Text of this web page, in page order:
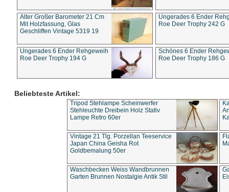
Alter Großer Barometer 21 Cm
Mit Holzfassung, Glas
Geschliffen Vintage 5319 19
Ungerades 6 Ender
Roe Deer Trophy 242 G
Ungerades 6 Ender Rehgeweih
Roe Deer Trophy 194 G
Schönes 6 Ender
Roe Deer Trophy 186 G
Beliebteste Artikel:
Tripod Stehlampe Scheinwerfer
Stehleuchte Dreibein Holz Stativ
Lampe Retro 60er
Vintage 21 Tlg. Porzellan Teeservice
Japan China Geisha Rot
Goldbemalung 50er
Waschbecken Weiss Wandbrunnen
Garten Brunnen Nostalgie Antik Stil